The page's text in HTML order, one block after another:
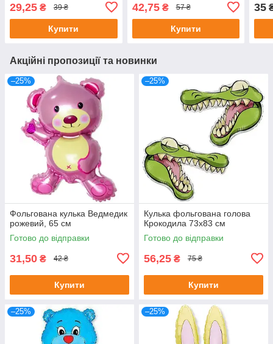
29,25 ₴ 39 ₴
Купити
42,75₴ 57 ₴
Купити
35
Акційні пропозиції та новинки
–25%
Фольгована кулька Ведмедик
рожевий, 65 см
Готово до відправки
31,50 ₴ 42 ₴
Купити
–25%
Кулька фольгована голова
Крокодила 73х83 см
Готово до відправки
56,25 ₴ 75 ₴
Купити
–25% –25%